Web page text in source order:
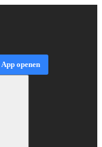
App openen